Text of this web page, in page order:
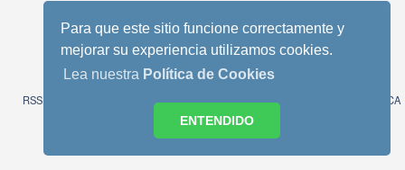
Para que este sitio funcione correctamente y
mejorar su experiencia utilizamos cookies.
Lea nuestra Política de Cookies
ENTENDIDO
Tema móvil basado en Reboot 2.0.1 de StudioCrimes
SMF 2.0.13| SMF © 2013
Simple Machines
SimplePortal 2.3.6 © 2008-2014, SimplePortal
RSS AVISO LEGAL POLITICA DE COOKIES
POLITICA
DE PRIVACIDAD